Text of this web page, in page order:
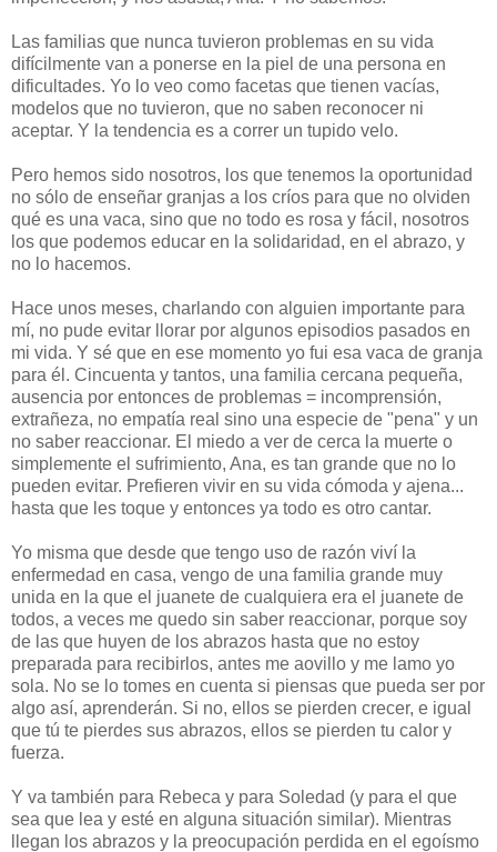
Las familias que nunca tuvieron problemas en su vida
difícilmente van a ponerse en la piel de una persona en
dificultades. Yo lo veo como facetas que tienen vacías,
modelos que no tuvieron, que no saben reconocer ni
aceptar. Y la tendencia es a correr un tupido velo.
Pero hemos sido nosotros, los que tenemos la oportunidad
no sólo de enseñar granjas a los críos para que no olviden
qué es una vaca, sino que no todo es rosa y fácil, nosotros
los que podemos educar en la solidaridad, en el abrazo, y
no lo hacemos.
Hace unos meses, charlando con alguien importante para
mí, no pude evitar llorar por algunos episodios pasados en
mi vida. Y sé que en ese momento yo fui esa vaca de granja
para él. Cincuenta y tantos, una familia cercana pequeña,
ausencia por entonces de problemas = incomprensión,
extrañeza, no empatía real sino una especie de "pena" y un
no saber reaccionar. El miedo a ver de cerca la muerte o
simplemente el sufrimiento, Ana, es tan grande que no lo
pueden evitar. Prefieren vivir en su vida cómoda y ajena...
hasta que les toque y entonces ya todo es otro cantar.
Yo misma que desde que tengo uso de razón viví la
enfermedad en casa, vengo de una familia grande muy
unida en la que el juanete de cualquiera era el juanete de
todos, a veces me quedo sin saber reaccionar, porque soy
de las que huyen de los abrazos hasta que no estoy
preparada para recibirlos, antes me aovillo y me lamo yo
sola. No se lo tomes en cuenta si piensas que pueda ser por
algo así, aprenderán. Si no, ellos se pierden crecer, e igual
que tú te pierdes sus abrazos, ellos se pierden tu calor y
fuerza.
Y va también para Rebeca y para Soledad (y para el que
sea que lea y esté en alguna situación similar). Mientras
llegan los abrazos y la preocupación perdida en el egoísmo